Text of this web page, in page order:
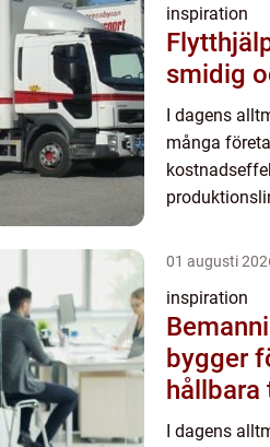
inspiration
Flytthjälp i
smidig
I dagens
många
01 augusti
inspiration
bygger
hållbara
I dagens